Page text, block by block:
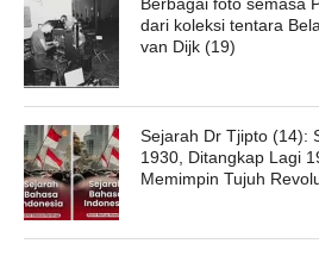
dari koleksi tentara
van Dijk (19)
Sejarah Dr Tjipto (14):
1930, Ditangkap Lagi
Memimpin Tujuh